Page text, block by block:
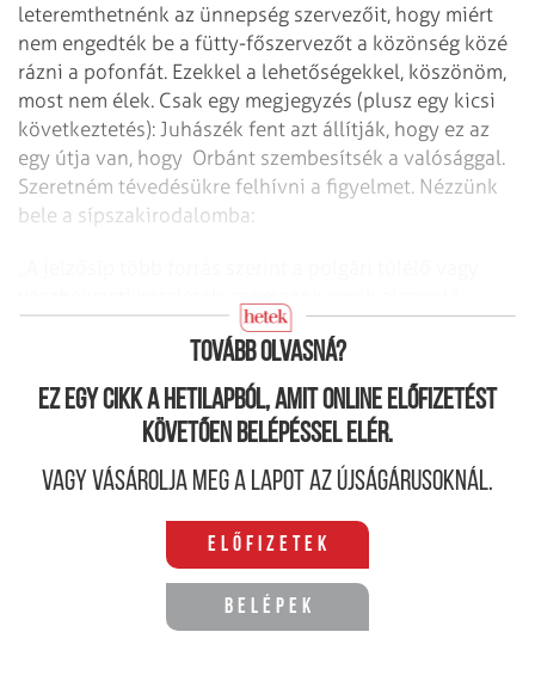
leteremthetnénk az ünnepség szervezőit, hogy miért
nem engedték be a fütty-főszervezőt a közönség közé
rázni a pofonfát. Ezekkel a lehetőségekkel, köszönöm,
most nem élek. Csak egy megjegyzés (plusz egy kicsi
következtetés): Juhászék fent azt állítják, hogy ez az
egy útja van, hogy Orbánt szembesítsék a valósággal.
Szeretném tévedésükre felhívni a figyelmet. Nézzünk
bele a sípszakirodalomba:
Tovább olvasná?
Ez egy cikk a hetilapból, amit online előfizetést
követően belépéssel elér.
Vagy vásárolja meg a lapot az újságárusoknál.
Előfizetek
Belépek